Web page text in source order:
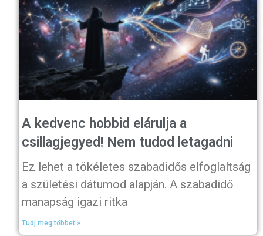
A kedvenc hobbid elárulja a
csillagjegyed! Nem tudod letagadni
Ez lehet a tökéletes szabadidős elfoglaltság
a születési dátumod alapján. A szabadidő
manapság igazi ritka
Tudj meg többet »